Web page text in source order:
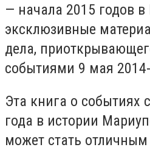
— начала 2015 годов
эксклюзивные
дела,
событиями 9 мая
Эта книга о событиях
года в истории
может стать